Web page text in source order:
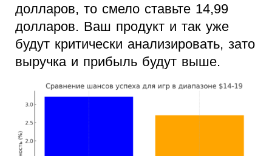
долларов, то смело ставьте 14,99
долларов. Ваш продукт и так уже
будут критически анализировать, зато
выручка и прибыль будут выше.